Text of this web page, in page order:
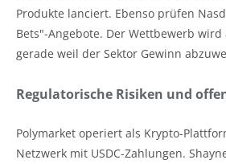
Produkte lanciert. Ebenso prüfen
Bets"-Angebote. Der Wettbewerb
gerade weil der Sektor Gewinn
Regulatorische Risiken und
Polymarket operiert als Krypto-
Netzwerk mit USDC-Zahlungen.